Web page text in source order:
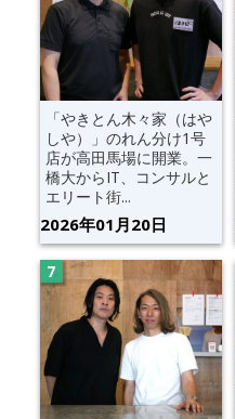
「やきとん木々家（はや
しや）」のれん分け1号
店が高田馬場に開業。一
橋大からIT、コンサルと
エリート街...
2026年01月20日